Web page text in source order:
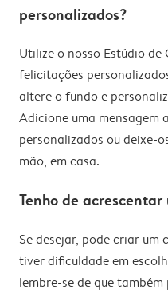
personalizados?
Utilize o nosso Estúdio
felicitações
altere o fundo e
Adicione uma mensagem
personalizados ou deixe-
mão, em casa.
Tenho de
Se desejar, pode criar
tiver dificuldade em
lembre-se de que